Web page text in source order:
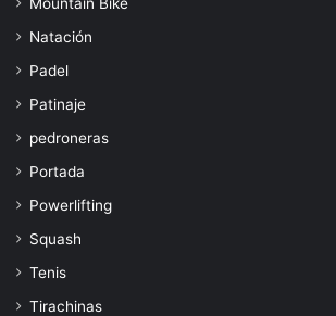
Natación
Padel
Patinaje
pedroneras
Portada
Powerlifting
Squash
Tenis
Tirachinas